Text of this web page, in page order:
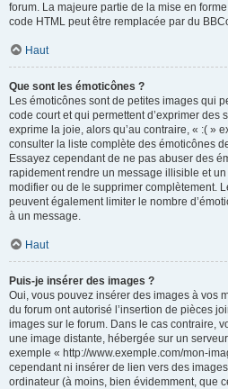
forum. La majeure partie de la mise en
code HTML peut être remplacée par du
Haut
Que sont les émoticônes ?
Les émoticônes sont de petites images qui
code court et qui permettent d’exprimer des
exprime la joie, alors qu’au contraire, « :( »
consulter la liste complète des émoticônes
Essayez cependant de ne pas abuser des
rapidement rendre un message illisible et
modifier ou de le supprimer complètement.
peuvent également limiter le nombre
à un message.
Haut
Puis-je insérer des images ?
Oui, vous pouvez insérer des images à vos
du forum ont autorisé l’insertion de pièces
images sur le forum. Dans le cas contraire,
une image distante, hébergée sur un
exemple « http://www.exemple.com/mon-
cependant ni insérer de lien vers des
ordinateur (à moins, bien évidemment, que